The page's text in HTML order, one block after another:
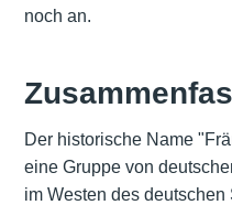
noch an.
Der historische Name
eine Gruppe von
im Westen des